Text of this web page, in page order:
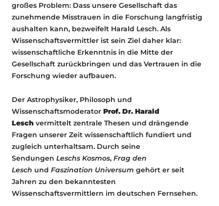
großes Problem: Dass unsere Gesellschaft das
zunehmende Misstrauen in die Forschung langfristig
aushalten kann, bezweifelt Harald Lesch. Als
Wissenschaftsvermittler ist sein Ziel daher klar:
wissenschaftliche Erkenntnis in die Mitte der
Gesellschaft zurückbringen und das Vertrauen in die
Forschung wieder aufbauen.
Der Astrophysiker, Philosoph und
Wissenschaftsmoderator Prof. Dr. Harald
Lesch vermittelt zentrale Thesen und drängende
Fragen unserer Zeit wissenschaftlich fundiert und
zugleich unterhaltsam. Durch seine
Sendungen Leschs Kosmos, Frag den
Lesch und Faszination Universum gehört er seit
Jahren zu den bekanntesten
Wissenschaftsvermittlern im deutschen Fernsehen.